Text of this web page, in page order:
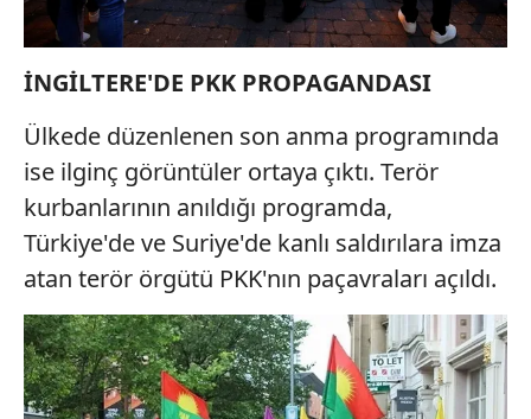
İNGİLTERE'DE PKK PROPAGANDASI
Ülkede düzenlenen son anma programında
ise ilginç görüntüler ortaya çıktı. Terör
kurbanlarının anıldığı programda,
Türkiye'de ve Suriye'de kanlı saldırılara imza
atan terör örgütü PKK'nın paçavraları açıldı.